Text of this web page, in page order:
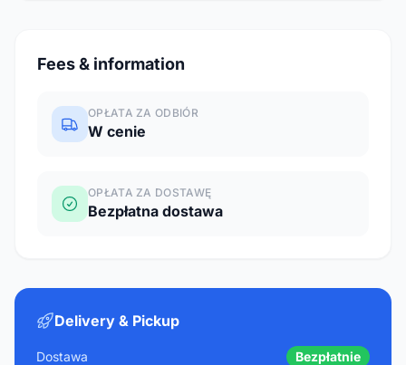
Fees & information
OPŁATA ZA ODBIÓR
W cenie
OPŁATA ZA DOSTAWĘ
Bezpłatna dostawa
Delivery & Pickup
Dostawa Bezpłatnie